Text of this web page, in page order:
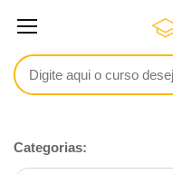
Categorias: